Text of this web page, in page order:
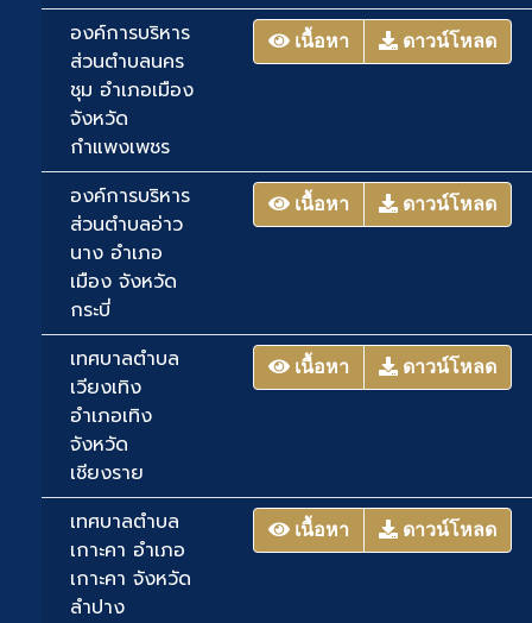
องค์การบริหาร
ส่วนตำบลนคร
ชุม อำเภอเมือง
จังหวัด
กำแพงเพชร
เนื้อหา ดาวน์โหลด
องค์การบริหาร
ส่วนตำบลอ่าว
นาง อำเภอ
เมือง จังหวัด
กระบี่
เนื้อหา ดาวน์โหลด
เทศบาลตำบล
เวียงเทิง
อำเภอเทิง
จังหวัด
เชียงราย
เนื้อหา ดาวน์โหลด
เทศบาลตำบล
เกาะคา อำเภอ
เกาะคา จังหวัด
ลำปาง
เนื้อหา ดาวน์โหลด